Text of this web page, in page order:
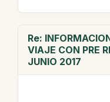
Re:
VIAJE CON PRE
JUNIO 2017